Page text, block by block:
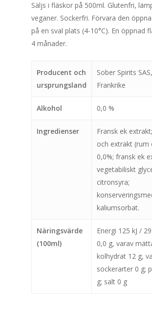
Säljs i fläskor på 500ml. Glutenfri,
veganer. Sockerfri. Förvara den
på en sval plats (4-10°C). En öppnad
4 månader.
Producent och
ursprungsland
Sober Spirits SAS,
Frankrike
Alkohol 0,0 %
Ingredienser
Fransk ek
och extrakt (rum
0,0%; fransk ek
vegetabiliskt
citronsyra;
kaliumsorbat.
Näringsvärde
(100ml)
Energi 125 kJ /
0,0 g, varav
kolhydrat 12 g,
sockerarter 0 g;
g; salt 0 g